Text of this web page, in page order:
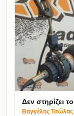
Δεν στηρίζει
Βαγγέλης Τσώλας